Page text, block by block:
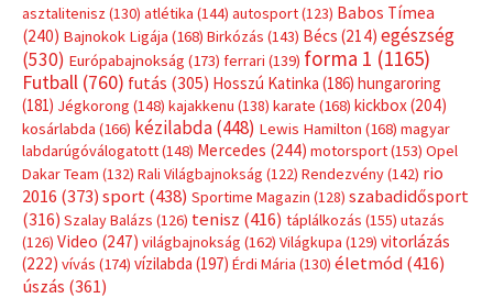
asztalitenisz (130) atlétika (144) autosport(123) Babos Tímea
(240) Bajnokok Ligája (168) Birkózás (143) Bécs (214) egészség
(530) Európabajnokság (173) ferrari (139) forma 1 (1165)
Futball (760) futás (305) Hosszú Katinka (186) hungaroring
(181) Jégkorong (148) kajakkenu (138) karate (168) kickbox(204)
kosárlabda (166) kézilabda(448) Lewis Hamilton (168) magyar
labdarúgóválogatott(148) Mercedes (244) motorsport(153) Opel
Dakar Team (132) Rali Világbajnokság (122) Rendezvény(142) rio
2016 (373) sport(438) Sportime Magazin (128) szabadidősport
(316) Szalay Balázs (126) tenisz (416) táplálkozás (155) utazás
(126) Video (247) világbajnokság (162) Világkupa (129) vitorlázás
(222) vívás (174) vízilabda (197) Érdi Mária (130) életmód(416)
úszás (361)